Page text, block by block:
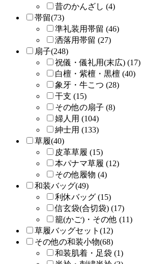
昔のかんざし (4)
帯留(73)
準礼装用帯留 (46)
洒落用帯留 (27)
扇子(248)
祝儀・儀礼用(末広) (17)
白檀・紫檀・黒檀 (40)
象牙・牛こつ (28)
干支 (15)
その他の扇子 (8)
婦人用 (104)
紳士用 (133)
草履(40)
皮革草履 (15)
本パナマ草履 (12)
その他履物 (4)
和装バッグ(49)
利休バッグ (15)
信玄袋(合切袋) (17)
籠(かご)・その他 (11)
草履バッグセット(12)
その他の和装小物(68)
和装肌着・足袋 (1)